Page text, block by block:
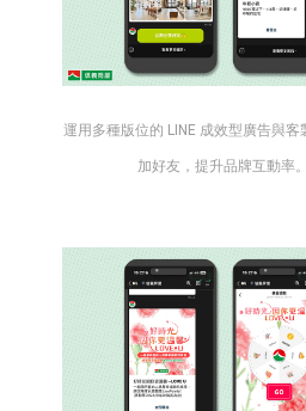
運用多種版位的 LINE 成效型廣告與
加好友，提升品牌互動率